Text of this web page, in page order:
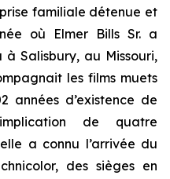
familiale détenue et
où Elmer Bills Sr. a
Salisbury, au Missouri,
les films muets
années d’existence de
de quatre
a connu l’arrivée du
des sièges en